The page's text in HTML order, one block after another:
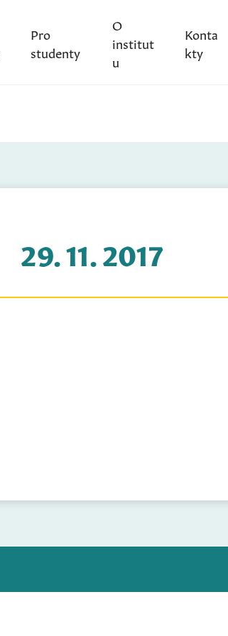
Pro
studenty
O
institut
u
Konta
kty
29. 11. 2017